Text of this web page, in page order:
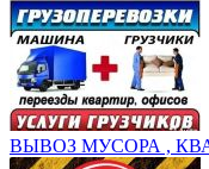
ВЫВОЗ МУСОРА ,